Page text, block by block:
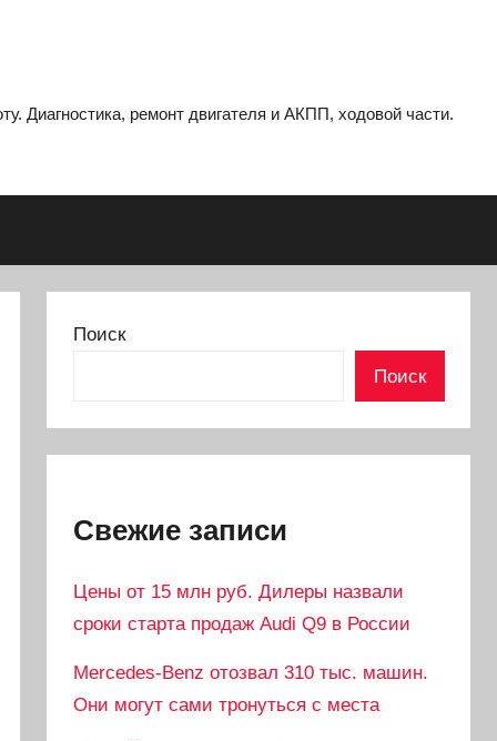
Диагностика, ремонт двигателя и АКПП, ходовой части.
Поиск
Поиск
Свежие записи
Цены от 15 млн руб. Дилеры назвали
сроки старта продаж Audi Q9 в России
Mercedes-Benz отозвал 310 тыс. машин.
Они могут сами тронуться с места